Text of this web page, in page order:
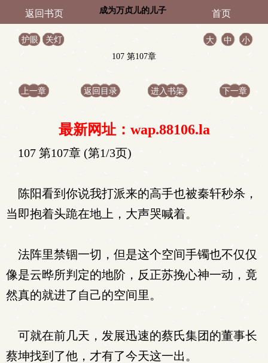
返回书页 成为万贞儿的儿子 首页
护眼 关灯 大 中
小
107 第107章
上一章 返回目录 进入书架 下一章
最新网址：wap.88106.la
107 第107章 (第1/3页)
陈阳看到你说我打派来的高手也被秦轩秒杀，
当即抱着头跪在地上，大声哭喊着。
法阵里禁锢一切，但是这个空间手镯也不仅仅
像是云晔所判定的地阶，反正苏挽心神一动，竟
然真的就进了自己的空间里。
可就在前几天，发展迅速的蔡氏集团的董事长
蔡坤找到了他，才有了今天这一出。